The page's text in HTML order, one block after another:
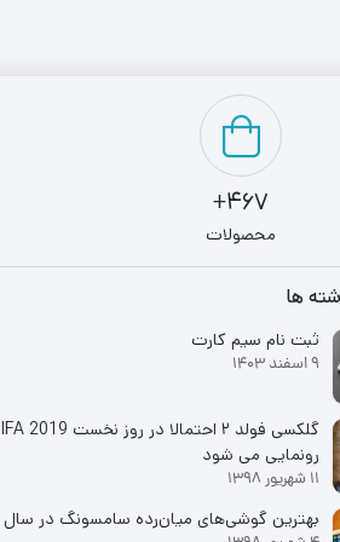
467+
محصولات
ها
ثبت نام سیم کارت
9 اسفند 1403
گلکسی فولد ۲ احتمالا در روز نخست IFA 2019
رونمایی می شود
11 شهریور 1398
بهترین گوشی‌های میان‌رده سامسونگ در سال ۱۴۰۵